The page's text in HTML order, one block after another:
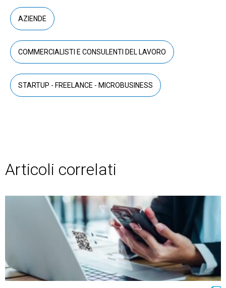
AZIENDE
COMMERCIALISTI E CONSULENTI DEL LAVORO
STARTUP - FREELANCE - MICROBUSINESS
Articoli correlati